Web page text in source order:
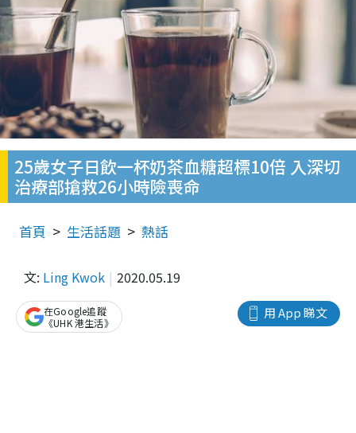
25歲女子日飲一杯奶茶血糖超標10倍 入深切
治療部搶救26小時險喪命
首頁 生活話題 熱話
文: Ling Kwok 2020.05.19
用 App 睇文
在Google追蹤
《UHK 港生活》